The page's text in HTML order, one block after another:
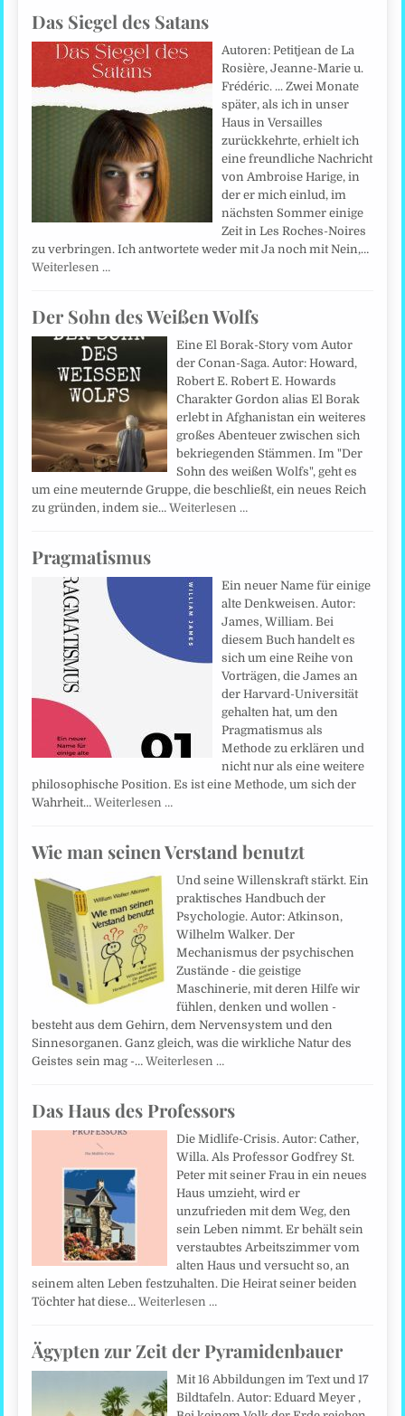
Das Siegel des Satans
Autoren: Petitjean de La
Rosière, Jeanne-Marie u.
Frédéric. ... Zwei Monate
später, als ich in unser
Haus in Versailles
zurückkehrte, erhielt ich
eine freundliche Nachricht
von Ambroise Harige, in
der er mich einlud, im
nächsten Sommer einige
Zeit in Les Roches-Noires
zu verbringen. Ich antwortete weder mit Ja noch mit Nein,…
Weiterlesen …
Der Sohn des Weißen Wolfs
Eine El Borak-Story vom Autor
der Conan-Saga. Autor: Howard,
Robert E. Robert E. Howards
Charakter Gordon alias El Borak
erlebt in Afghanistan ein weiteres
großes Abenteuer zwischen sich
bekriegenden Stämmen. Im "Der
Sohn des weißen Wolfs", geht es
um eine meuternde Gruppe, die beschließt, ein neues Reich
zu gründen, indem sie…Weiterlesen …
Pragmatismus
Ein neuer Name für einige
alte Denkweisen. Autor:
James, William. Bei
diesem Buch handelt es
sich um eine Reihe von
Vorträgen, die James an
der Harvard-Universität
gehalten hat, um den
Pragmatismus als
Methode zu erklären und
nicht nur als eine weitere
philosophische Position. Es ist eine Methode, um sich der
Wahrheit…Weiterlesen …
Wie man seinen Verstand benutzt
Und seine Willenskraft stärkt. Ein
praktisches Handbuch der
Psychologie. Autor: Atkinson,
Wilhelm Walker. Der
Mechanismus der psychischen
Zustände - die geistige
Maschinerie, mit deren Hilfe wir
fühlen, denken und wollen -
besteht aus dem Gehirn, dem Nervensystem und den
Sinnesorganen. Ganz gleich, was die wirkliche Natur des
Geistes sein mag -…Weiterlesen …
Das Haus des Professors
Die Midlife-Crisis. Autor: Cather,
Willa. Als Professor Godfrey St.
Peter mit seiner Frau in ein neues
Haus umzieht, wird er
unzufrieden mit dem Weg, den
sein Leben nimmt. Er behält sein
verstaubtes Arbeitszimmer vom
alten Haus und versucht so, an
seinem alten Leben festzuhalten. Die Heirat seiner beiden
Töchter hat diese…Weiterlesen …
Ägypten zur Zeit der Pyramidenbauer
Mit 16 Abbildungen im Text und 17
Bildtafeln. Autor: Eduard Meyer ,